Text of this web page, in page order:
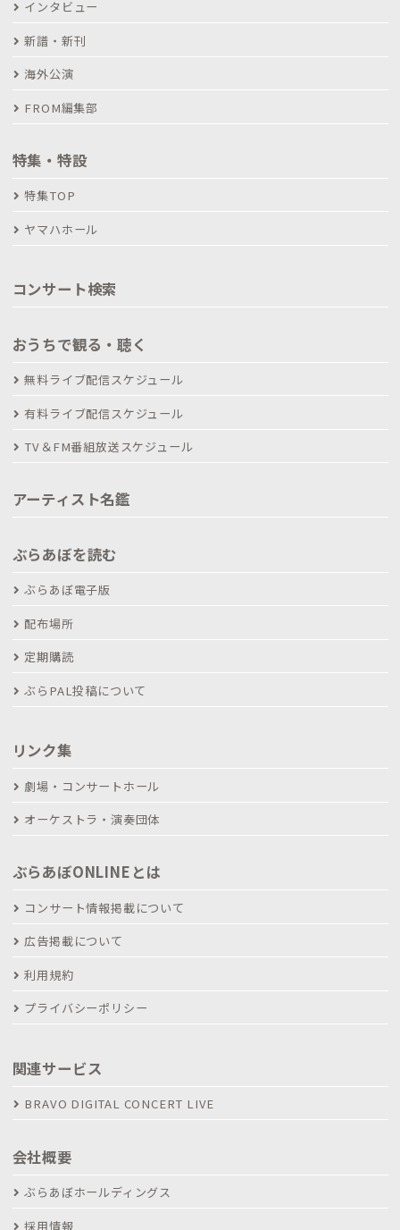
インタビュー
新譜・新刊
海外公演
FROM編集部
特集・特設
特集TOP
ヤマハホール
コンサート検索
おうちで観る・聴く
無料ライブ配信スケジュール
有料ライブ配信スケジュール
TV＆FM番組放送スケジュール
アーティスト名鑑
ぶらあぼを読む
ぶらあぼ電子版
配布場所
定期購読
ぶらPAL投稿について
リンク集
劇場・コンサートホール
オーケストラ・演奏団体
ぶらあぼONLINEとは
コンサート情報掲載について
広告掲載について
利用規約
プライバシーポリシー
関連サービス
BRAVO DIGITAL CONCERT LIVE
会社概要
ぶらあぼホールディングス
採用情報